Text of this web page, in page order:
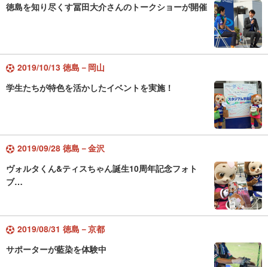
徳島を知り尽くす冨田大介さんのトークショーが開催
2019/10/13 徳島－岡山
学生たちが特色を活かしたイベントを実施！
2019/09/28 徳島－金沢
ヴォルタくん&ティスちゃん誕生10周年記念フォト
ブ…
2019/08/31 徳島－京都
サポーターが藍染を体験中